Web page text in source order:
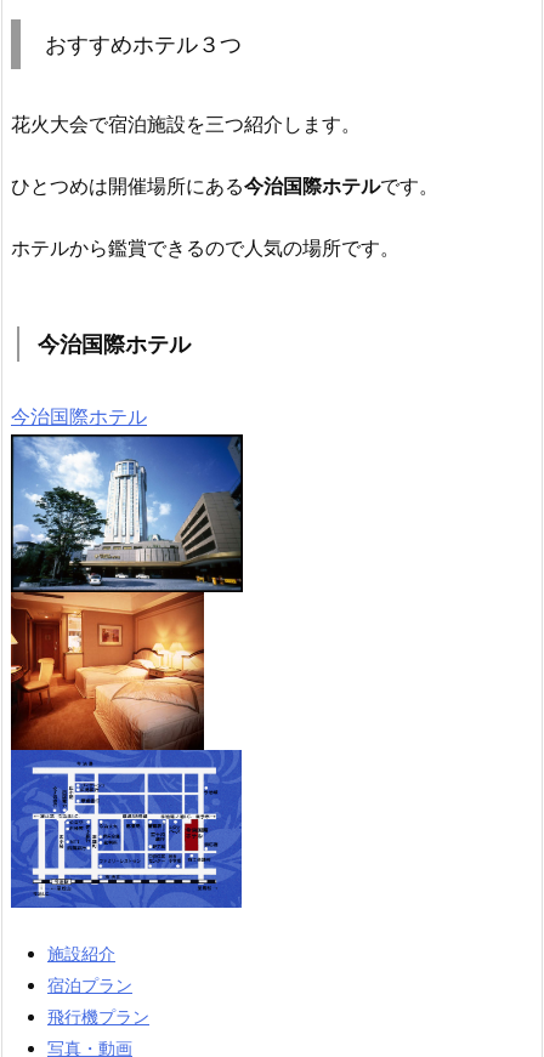
おすすめホテル３つ
花火大会で宿泊施設を三つ紹介します。
ひとつめは開催場所にある今治国際ホテルです。
ホテルから鑑賞できるので人気の場所です。
今治国際ホテル
今治国際ホテル
施設紹介
宿泊プラン
飛行機プラン
写真・動画